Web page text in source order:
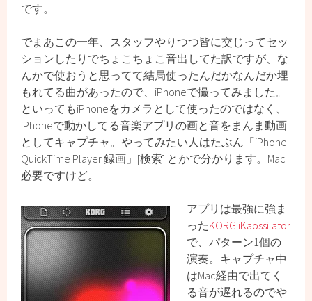
です。
でまあこの一年、スタッフやりつつ皆に交じってセッ
ションしたりでちょこちょこ音出してた訳ですが、な
んかで使おうと思ってて結局使ったんだかなんだか埋
もれてる曲があったので、iPhoneで撮ってみました。
といってもiPhoneをカメラとして使ったのではなく、
iPhoneで動かしてる音楽アプリの画と音をまんま動画
としてキャプチャ。やってみたい人はたぶん「iPhone
QuickTime Player 録画」[検索] とかで分かります。Mac
必要ですけど。
アプリは最強に強ま
ったKORG iKaossilator
で、パターン1個の
演奏。キャプチャ中
はMac経由で出てく
る音が遅れるのでや